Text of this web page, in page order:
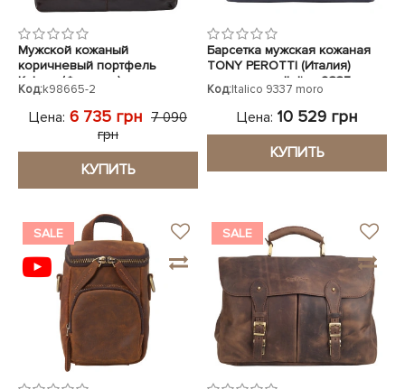
Мужской кожаный
коричневый портфель
Katana (Франция)
Код:k98665-2
Цена: 6 735 грн 7 090
грн
КУПИТЬ
Барсетка мужская кожаная
TONY PEROTTI (Италия)
коричневая Italico 9337 moro
Код:Italico 9337 moro
Цена: 10 529 грн
КУПИТЬ
SALE SALE